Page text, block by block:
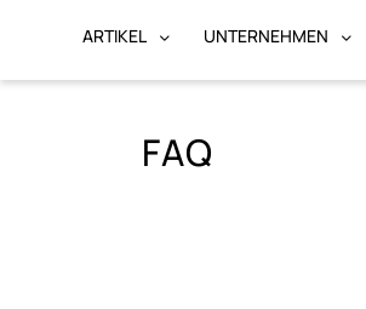
ARTIKEL UNTERNEHMEN
FAQ